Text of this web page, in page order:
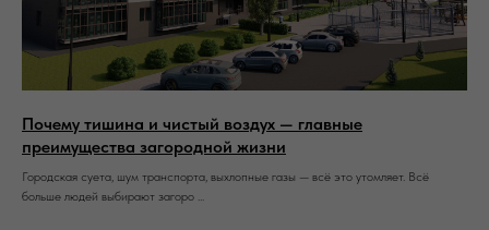
Почему тишина и чистый воздух — главные
преимущества загородной жизни
Городская суета, шум транспорта, выхлопные газы — всё это утомляет. Всё
больше людей выбирают загоро ...